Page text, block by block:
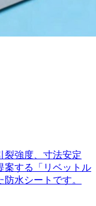
裂強度、寸法安定
案する「リベットル
水シートです。